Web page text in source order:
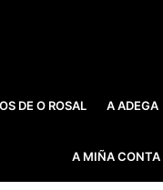
DE O ROSAL A ADEGA
A MIÑA CONTA